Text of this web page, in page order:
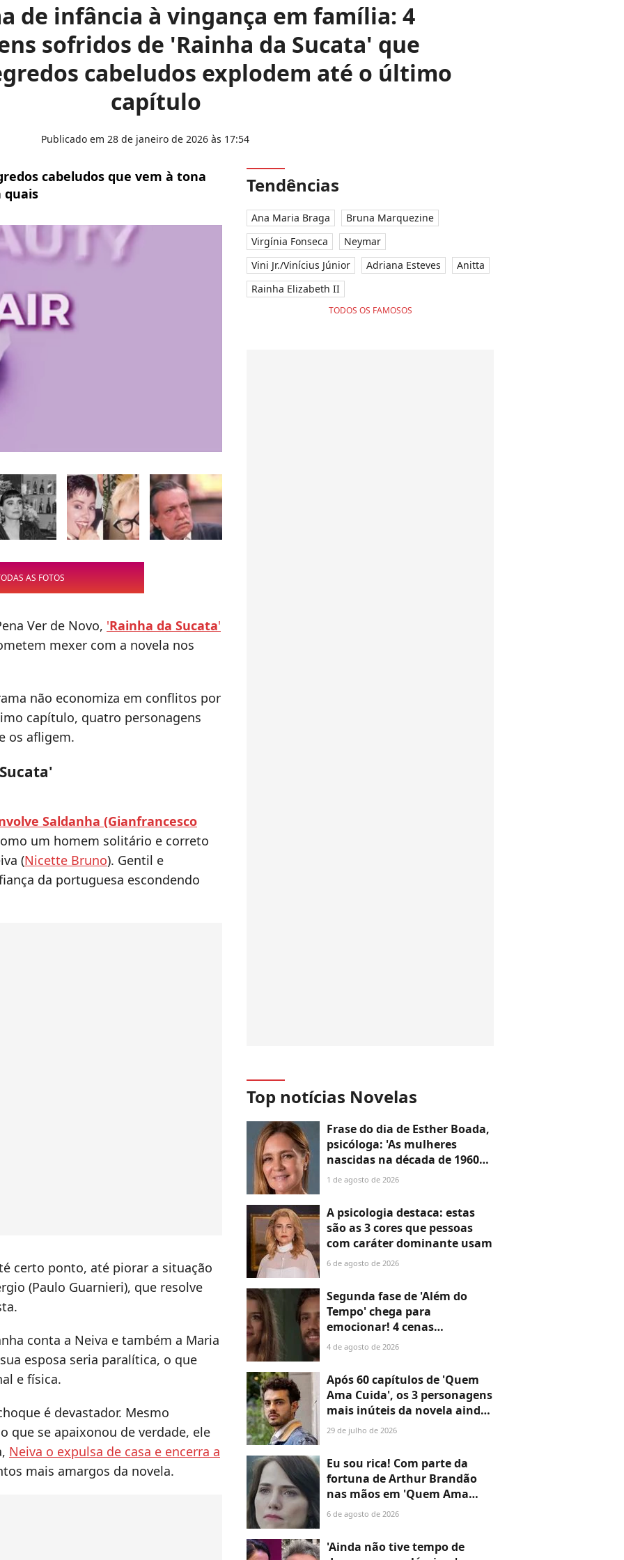
de infância à vingança em família: 4
sofridos de 'Rainha da Sucata' que
cabeludos explodem até o último
capítulo
Publicado em 28 de janeiro de 2026 às 17:54
cabeludos que vem à tona
quais
AS FOTOS
Ver de Novo, 'Rainha da Sucata'
mexer com a novela nos
não economiza em conflitos por
capítulo, quatro personagens
os afligem.
Saldanha (Gianfrancesco
um homem solitário e correto
(Nicette Bruno). Gentil e
da portuguesa escondendo
certo ponto, até piorar a situação
(Paulo Guarnieri), que resolve
conta a Neiva e também a Maria
esposa seria paralítica, o que
e física.
é devastador. Mesmo
que se apaixonou de verdade, ele
Neiva o expulsa de casa e encerra a
mais amargos da novela.
Tendências
Ana Maria Braga
Bruna Marquezine
Virgínia Fonseca
Neymar
Vini Jr./Vinícius Júnior
Adriana Esteves
Anitta
Rainha Elizabeth II
TODOS OS FAMOSOS
Top notícias Novelas
Frase do dia de Esther Boada,
psicóloga: 'As mulheres
nascidas na década de 1960
cresceram com a ideia de que
tudo, porque era isso que a
sociedade exigia'
1 de agosto de 2026
A psicologia destaca: estas
são as 3 cores que pessoas
com caráter dominante usam
6 de agosto de 2026
Segunda fase de 'Além do
Tempo' chega para
emocionar! 4 cenas
marcantes do primeiro
não perde o fôlego
4 de agosto de 2026
Após 60 capítulos de 'Quem
Ama Cuida', os 3 personagens
mais inúteis da novela ainda
não disseram a que vieram —
desperdício
29 de julho de 2026
Eu sou rica! Com parte da
fortuna de Arthur Brandão
nas mãos em 'Quem Ama
Cuida', Adriana compra a
passo em vingança com
ajuda de Iuri
6 de agosto de 2026
'Ainda não tive tempo de